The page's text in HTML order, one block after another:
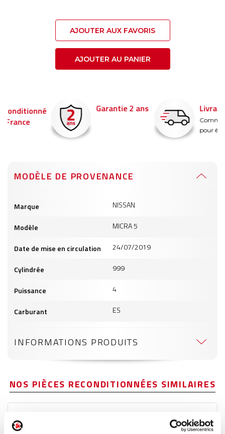
AJOUTER AUX FAVORIS
AJOUTER AU PANIER
Garantie 2 ans Livraison en 24h
Commandez avant 14h
pour être livré demain !
MODÈLE DE PROVENANCE
produits
Marque NISSAN
Modèle MICRA 5
Date de mise en circulation 24/07/2019
Cylindrée 999
Puissance 4
Carburant ES
INFORMATIONS PRODUITS
NOS PIÈCES RECONDITIONNÉES SIMILAIRES